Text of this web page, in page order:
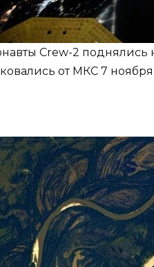
Crew-2 поднялись
от МКС 7 ноября.